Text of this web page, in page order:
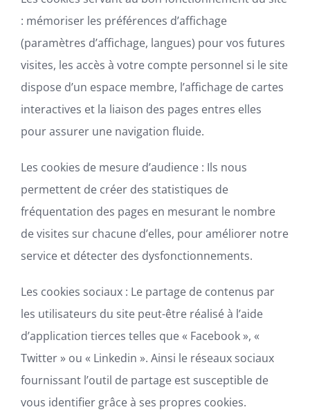
: mémoriser les préférences d’affichage
(paramètres d’affichage, langues) pour vos futures
visites, les accès à votre compte personnel si le site
dispose d’un espace membre, l’affichage de cartes
interactives et la liaison des pages entres elles
pour assurer une navigation fluide.
Les cookies de mesure d’audience : Ils nous
permettent de créer des statistiques de
fréquentation des pages en mesurant le nombre
de visites sur chacune d’elles, pour améliorer notre
service et détecter des dysfonctionnements.
Les cookies sociaux : Le partage de contenus par
les utilisateurs du site peut-être réalisé à l’aide
d’application tierces telles que « Facebook », «
Twitter » ou « Linkedin ». Ainsi le réseaux sociaux
fournissant l’outil de partage est susceptible de
vous identifier grâce à ses propres cookies.